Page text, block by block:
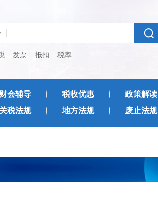
发票 抵扣 税率
财会辅导 税收优惠 政策解读
关税法规 地方法规 废止法规